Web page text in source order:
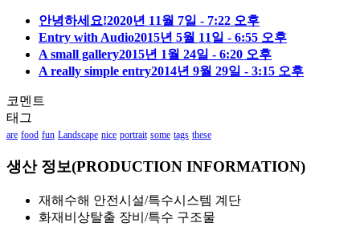
안녕하세요!2020년 11월 7일 - 7:22 오후
Entry with Audio2015년 5월 11일 - 6:55 오후
A small gallery2015년 1월 24일 - 6:20 오후
A really simple entry2014년 9월 29일 - 3:15 오후
코멘트
태그
are food fun Landscape nice portrait some tags these
생산 정보(PRODUCTION INFORMATION)
재해수해 안전시설/특수시스템 계단
화재비상탈출 장비/특수 구조물